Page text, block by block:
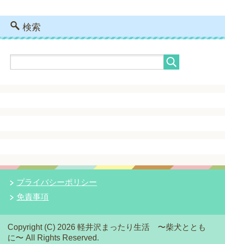
検索
プライバシーポリシー
免責事項
Copyright (C) 2026 軽井沢まったり生活 〜柴犬ととも
に〜 All Rights Reserved.